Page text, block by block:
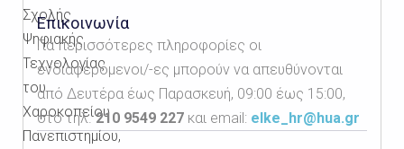
Σχολής
Ψηφιακής
Τεχνολογίας
του
Χαροκοπείου
Πανεπιστημίου,
Επικοινωνία
Για περισσότερες πληροφορίες οι
ενδιαφερόμενοι/-ες μπορούν να απευθύνονται
από Δευτέρα έως Παρασκευή, 09:00 έως 15:00,
στο τηλ.210 9549 227 και email: elke_hr@hua.gr